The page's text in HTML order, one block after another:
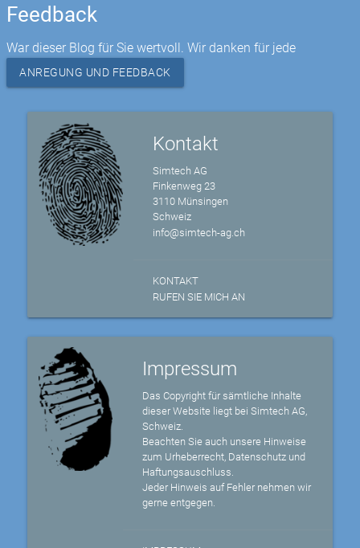
Feedback
War dieser Blog für Sie wertvoll. Wir danken für jede
ANREGUNG UND FEEDBACK
Kontakt
Simtech AG
Finkenweg 23
3110 Münsingen
Schweiz
info@simtech-ag.ch
KONTAKT
RUFEN SIE MICH AN
Impressum
Das Copyright für sämtliche Inhalte
dieser Website liegt bei Simtech AG,
Schweiz.
Beachten Sie auch unsere Hinweise
zum Urheberrecht, Datenschutz und
Haftungsauschluss.
Jeder Hinweis auf Fehler nehmen wir
gerne entgegen.